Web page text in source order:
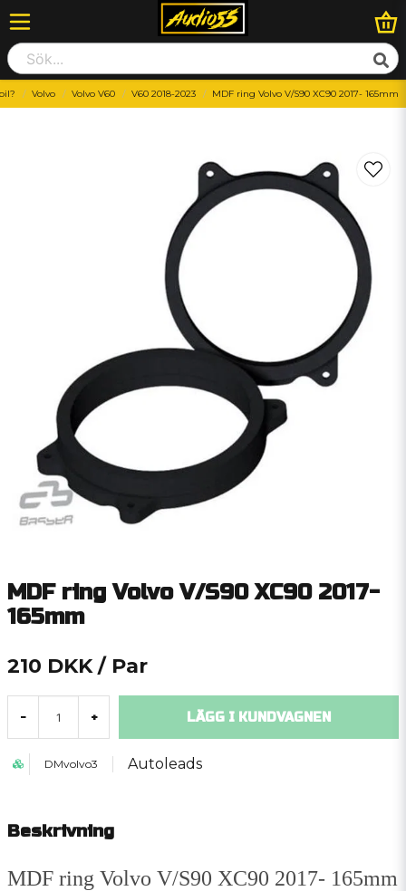
Volvo Volvo V60 V60 2018-2023 MDF ring Volvo V/S90 XC90 2017- 165mm
MDF ring Volvo V/S90 XC90 2017-
165mm
210 DKK / Par
- + LÄGG I KUNDVAGNEN
DMvolvo3 Autoleads
Beskrivning
MDF ring Volvo V/S90 XC90 2017- 165mm